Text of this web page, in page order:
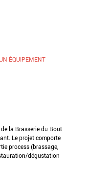
ÉQUIPEMENT
la Brasserie du Bout
Le projet comporte
process (brassage,
dégustation